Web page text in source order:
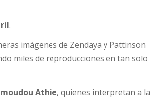
.
imágenes de Zendaya y Pattinson
miles de reproducciones en tan solo
Athie, quienes interpretan a la